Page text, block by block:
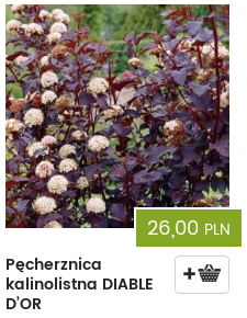
26,00 PLN
Pęcherznica
kalinolistna DIABLE
D’OR